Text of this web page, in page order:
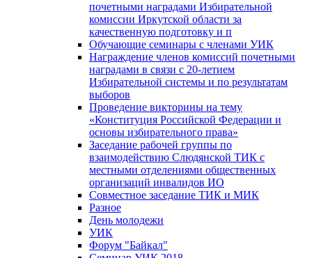
почетными наградами Избирательной
комиссии Иркутской области за
качественную подготовку и п
Обучающие семинары с членами УИК
Награждение членов комиссий почетными
наградами в связи с 20-летием
Избирательной системы и по результатам
выборов
Проведение викторины на тему
«Конституция Российской Федерации и
основы избирательного права»
Заседание рабочей группы по
взаимодействию Слюдянской ТИК с
местными отделениями общественных
организаций инвалидов ИО
Совместное заседание ТИК и МИК
Разное
День молодежи
УИК
Форум "Байкал"